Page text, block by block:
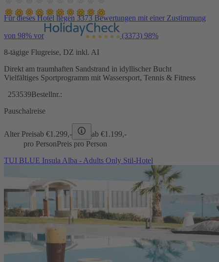
Für dieses Hotel liegen 3373 Bewertungen mit einer Zustimmung
von 98% vor (3373) 98%
8-tägige Flugreise, DZ inkl. AI
Direkt am traumhaften Sandstrand in idyllischer Bucht
Vielfältiges Sportprogramm mit Wassersport, Tennis & Fitness
253539Bestellnr.:
Pauschalreise
Alter Preisab €1.299,- ab €1.199,-
pro PersonPreis pro Person
TUI BLUE Insula Alba - Adults Only Stil-Hotel